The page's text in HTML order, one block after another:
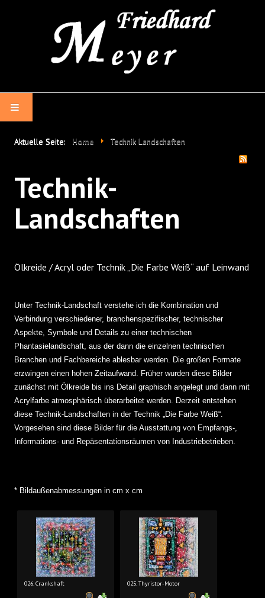
HOME
TECHNIKEN
THEMEN
GÄSTEBUCH
KONTAKT
IMPRESSUM
DATENSCHUTZERKLÄRUNG
Aktuelle Seite: Home Technik Landschaften
Technik-
Landschaften
Ölkreide / Acryl oder Technik „Die Farbe Weiß“ auf Leinwand
Unter Technik-Landschaft verstehe ich die Kombination und
Verbindung verschiedener, branchenspezifischer, technischer
Aspekte, Symbole und Details zu einer technischen
Phantasielandschaft, aus der dann die einzelnen technischen
Branchen und Fachbereiche ablesbar werden. Die großen Formate
erzwingen einen hohen Zeitaufwand. Früher wurden diese Bilder
zunächst mit Ölkreide bis ins Detail graphisch angelegt und dann mit
Acrylfarbe atmosphärisch überarbeitet werden. Derzeit entstehen
diese Technik-Landschaften in der Technik „Die Farbe Weiß“.
Vorgesehen sind diese Bilder für die Ausstattung von Empfangs-,
Informations- und Repäsentationsräumen von Industriebetrieben.
* Bildaußenabmessungen in cm x cm
026. Crankshaft 025. Thyristor-Motor